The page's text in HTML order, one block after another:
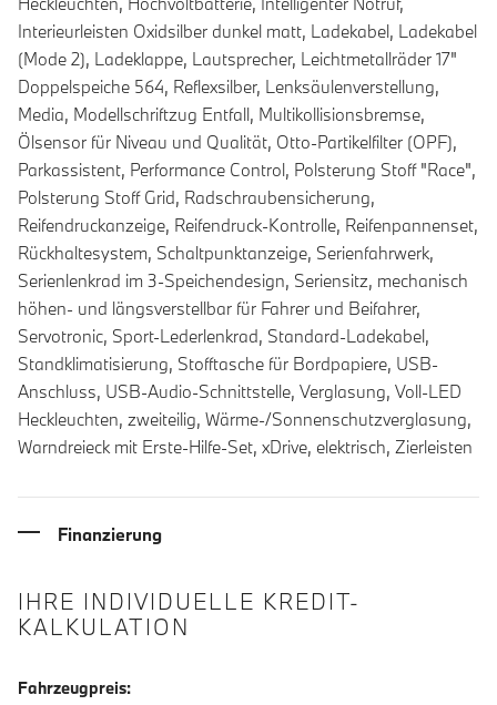
Interieurleisten Oxidsilber dunkel matt, Ladekabel, Ladekabel
(Mode 2), Ladeklappe, Lautsprecher, Leichtmetallräder 17"
Doppelspeiche 564, Reflexsilber, Lenksäulenverstellung,
Media, Modellschriftzug Entfall, Multikollisionsbremse,
Ölsensor für Niveau und Qualität, Otto-Partikelfilter (OPF),
Parkassistent, Performance Control, Polsterung Stoff "Race",
Polsterung Stoff Grid, Radschraubensicherung,
Reifendruckanzeige, Reifendruck-Kontrolle, Reifenpannenset,
Rückhaltesystem, Schaltpunktanzeige, Serienfahrwerk,
Serienlenkrad im 3-Speichendesign, Seriensitz, mechanisch
höhen- und längsverstellbar für Fahrer und Beifahrer,
Servotronic, Sport-Lederlenkrad, Standard-Ladekabel,
Standklimatisierung, Stofftasche für Bordpapiere, USB-
Anschluss, USB-Audio-Schnittstelle, Verglasung, Voll-LED
Heckleuchten, zweiteilig, Wärme-/Sonnenschutzverglasung,
Warndreieck mit Erste-Hilfe-Set, xDrive, elektrisch, Zierleisten
Finanzierung
IHRE INDIVIDUELLE KREDIT-
KALKULATION
Fahrzeugpreis: